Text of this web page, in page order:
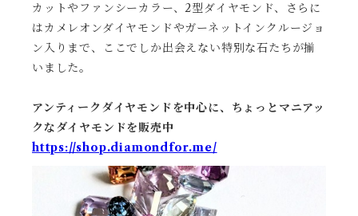
カットやファンシーカラー、2型ダイヤモンド、さらに
はカメレオンダイヤモンドやガーネットインクルージョ
ン入りまで、ここでしか出会えない特別な石たちが揃
いました。
アンティークダイヤモンドを中心に、ちょっとマニアッ
クなダイヤモンドを販売中
https://shop.diamondfor.me/